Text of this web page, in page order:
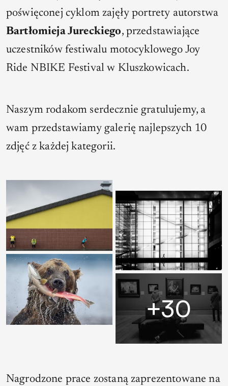
poświęconej cyklom zajęły portrety autorstwa
Bartłomieja Jureckiego, przedstawiające
uczestników festiwalu motocyklowego Joy
Ride NBIKE Festival w Kluszkowicach.
Naszym rodakom serdecznie gratulujemy, a
wam przedstawiamy galerię najlepszych 10
zdjęć z każdej kategorii.
Nagrodzone prace zostaną zaprezentowane na